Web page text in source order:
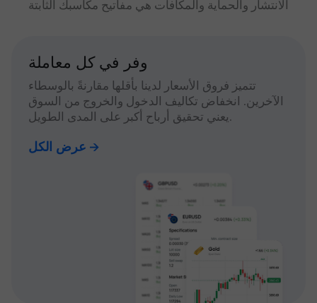
الانتشار والحماية والمكافآت هي مفاتيح مكاسبك الثابتة
وفر في كل معاملة
تتميز فروق الأسعار لدينا بأقلها مقارنةً بالوسطاء
الآخرين. انخفاض تكاليف الدخول والخروج من السوق
يعني تحقيق أرباح أكبر على المدى الطويل.
عرض الكل